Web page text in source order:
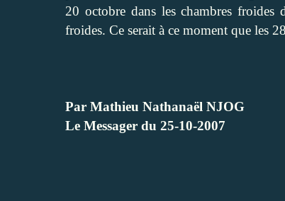
20 octobre dans les chambres froides
froides. Ce serait à ce moment que les
Par Mathieu Nathanaël NJOG
Le Messager du 25-10-2007